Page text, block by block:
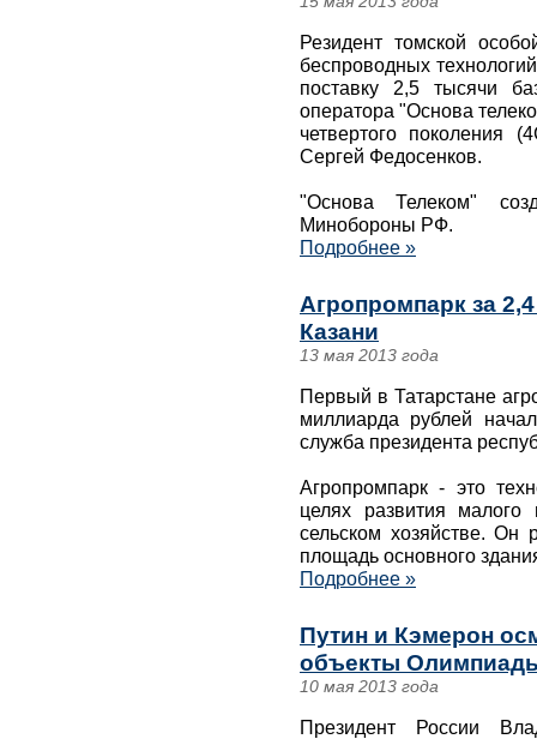
Резидент томской
беспроводных
поставку 2,5 тысячи
оператора "Основа
четвертого поколения
Сергей Федосенков.
"Основа Телеком"
Минобороны РФ.
Подробнее »
Агропромпарк за
Казани
13 мая 2013 года
Первый в Татарстане
миллиарда рублей
служба президента
Агропромпарк - это
целях развития малого
сельском хозяйстве. Он
площадь основного
Подробнее »
Путин и Кэмерон
объекты
10 мая 2013 года
Президент России